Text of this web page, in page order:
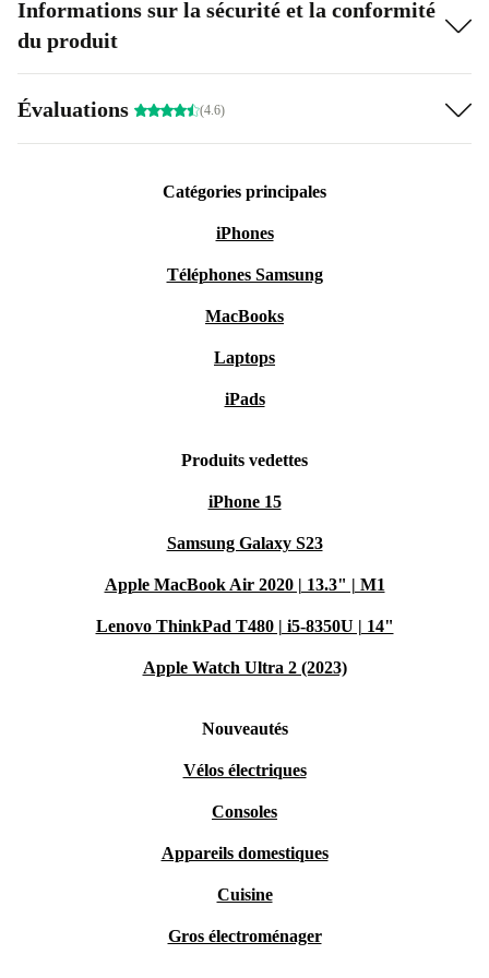
Informations sur la sécurité et la conformité
du produit
Évaluations (4.6)
Catégories principales
iPhones
Téléphones Samsung
MacBooks
Laptops
iPads
Produits vedettes
iPhone 15
Samsung Galaxy S23
Apple MacBook Air 2020 | 13.3" | M1
Lenovo ThinkPad T480 | i5-8350U | 14"
Apple Watch Ultra 2 (2023)
Nouveautés
Vélos électriques
Consoles
Appareils domestiques
Cuisine
Gros électroménager